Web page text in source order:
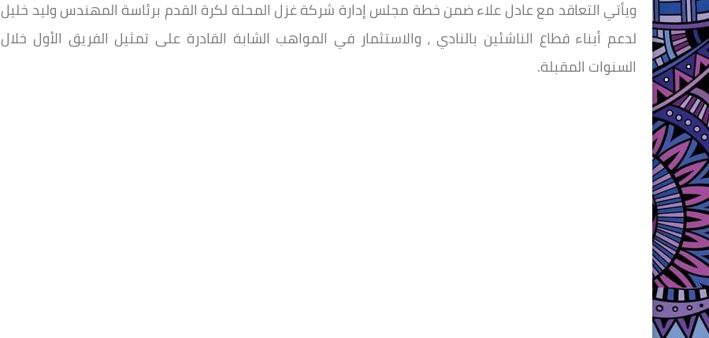
ويأتي التعاقد مع عادل علاء ضمن خطة مجلس إدارة شركة غزل المحلة لكرة القدم برئاسة المهندس وليد خليل
لدعم أبناء قطاع الناشئين بالنادي ، والاستثمار في المواهب الشابة القادرة على تمثيل الفريق الأول خلال
السنوات المقبلة.